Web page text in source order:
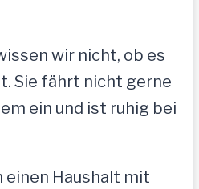
wir nicht, ob es
Sie fährt nicht gerne
ein und ist ruhig bei
einen Haushalt mit